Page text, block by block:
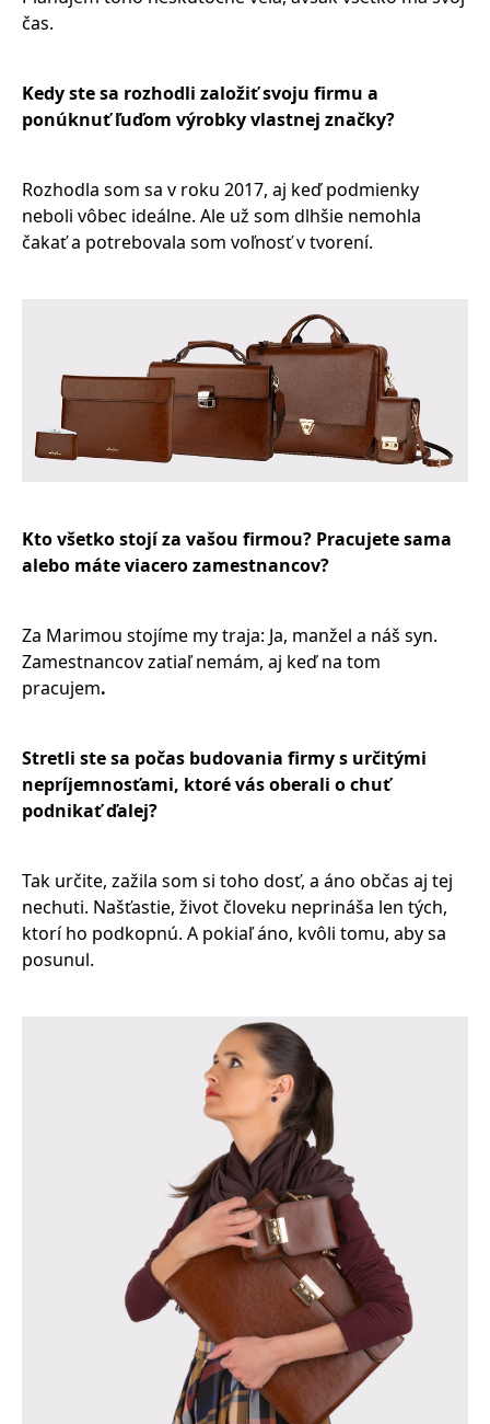
čas.
Kedy ste sa rozhodli založiť svoju firmu a
ponúknuť ľuďom výrobky vlastnej značky?
Rozhodla som sa v roku 2017, aj keď podmienky
neboli vôbec ideálne. Ale už som dlhšie nemohla
čakať a potrebovala som voľnosť v tvorení.
Kto všetko stojí za vašou firmou? Pracujete sama
alebo máte viacero zamestnancov?
Za Marimou stojíme my traja: Ja, manžel a náš syn.
Zamestnancov zatiaľ nemám, aj keď na tom
pracujem.
Stretli ste sa počas budovania firmy s určitými
nepríjemnosťami, ktoré vás oberali o chuť
podnikať ďalej?
Tak určite, zažila som si toho dosť, a áno občas aj tej
nechuti. Našťastie, život človeku neprináša len tých,
ktorí ho podkopnú. A pokiaľ áno, kvôli tomu, aby sa
posunul.